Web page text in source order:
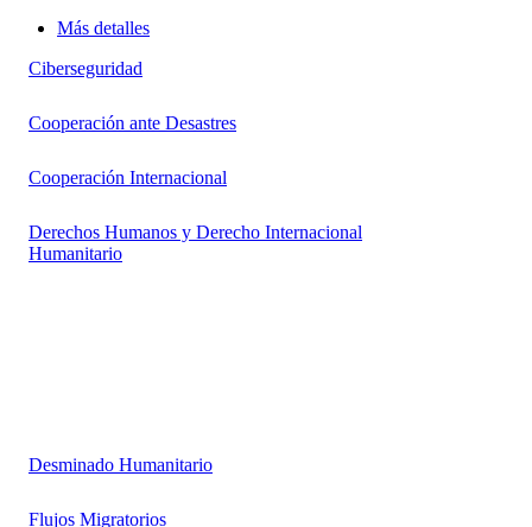
Más detalles
Ciberseguridad
Cooperación ante Desastres
Cooperación Internacional
Derechos Humanos y Derecho Internacional
Humanitario
Desminado Humanitario
Flujos Migratorios